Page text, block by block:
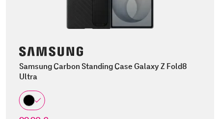
Samsung Carbon Standing Case Galaxy Z Fold8
Ultra